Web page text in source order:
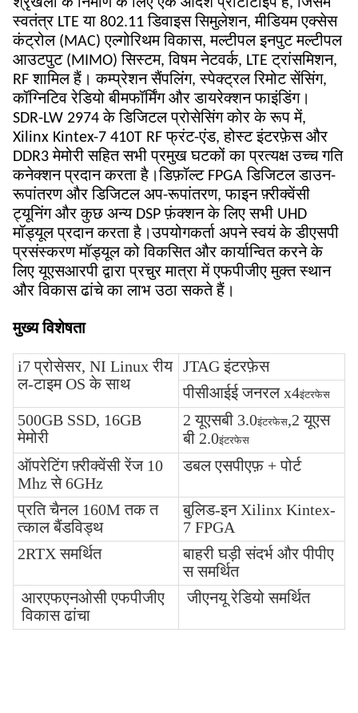
श्रृंखला के निर्माण के लिए एक आदर्श प्रोटोटाइप है, जिसमें
स्वतंत्र LTE या 802.11 डिवाइस सिमुलेशन, मीडियम एक्सेस
कंट्रोल (MAC) एल्गोरिथम विकास, मल्टीपल इनपुट मल्टीपल
आउटपुट (MIMO) सिस्टम, विषम नेटवर्क, LTE ट्रांसमिशन,
RF शामिल हैं। कम्प्रेशन सैंपलिंग, स्पेक्ट्रल रिमोट सेंसिंग,
कॉग्निटिव रेडियो बीमफॉर्मिंग और डायरेक्शन फाइंडिंग।
SDR-LW 2974 के डिजिटल प्रोसेसिंग कोर के रूप में,
Xilinx Kintex-7 410T RF फ्रंट-एंड, होस्ट इंटरफ़ेस और
DDR3 मेमोरी सहित सभी प्रमुख घटकों का प्रत्यक्ष उच्च गति
कनेक्शन प्रदान करता है।डिफ़ॉल्ट FPGA डिजिटल डाउन-
रूपांतरण और डिजिटल अप-रूपांतरण, फाइन फ़्रीक्वेंसी
ट्यूनिंग और कुछ अन्य DSP फ़ंक्शन के लिए सभी UHD
मॉड्यूल प्रदान करता है।उपयोगकर्ता अपने स्वयं के डीएसपी
प्रसंस्करण मॉड्यूल को विकसित और कार्यान्वित करने के
लिए यूएसआरपी द्वारा प्रचुर मात्रा में एफपीजीए मुक्त स्थान
और विकास ढांचे का लाभ उठा सकते हैं।
मुख्य विशेषता
i7 प्रोसेसर, NI Linux रीय
ल-टाइम OS के साथ
JTAG इंटरफ़ेस
पीसीआईई जनरल x4इंटरफेस
500GB SSD, 16GB
मेमोरी
2 यूएसबी 3.0इंटरफेस,2 यूएस
बी 2.0इंटरफेस
ऑपरेटिंग फ़्रीक्वेंसी रेंज 10
Mhz से 6GHz
डबल एसपीएफ़ + पोर्ट
प्रति चैनल 160M तक त
त्काल बैंडविड्थ
बुलिड-इन Xilinx Kintex-
7 FPGA
2RTX समर्थित
बाहरी घड़ी संदर्भ और पीपीए
स समर्थित
आरएफएनओसी एफपीजीए
विकास ढांचा
जीएनयू रेडियो समर्थित